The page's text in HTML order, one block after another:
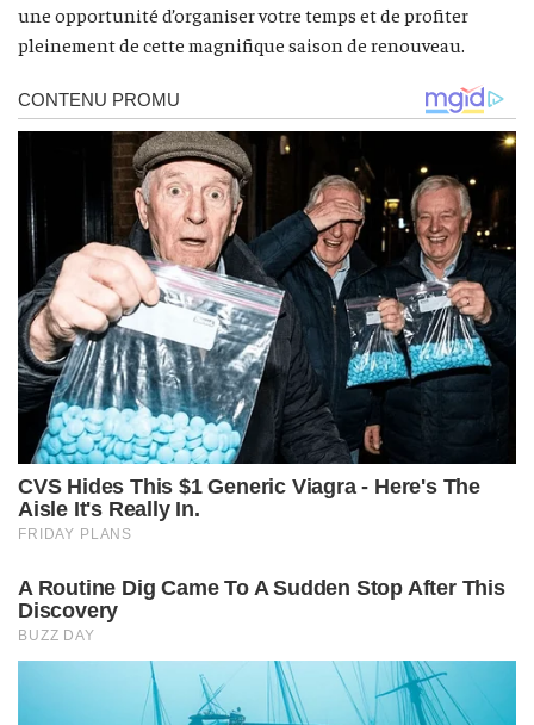
une opportunité d’organiser votre temps et de profiter
pleinement de cette magnifique saison de renouveau.